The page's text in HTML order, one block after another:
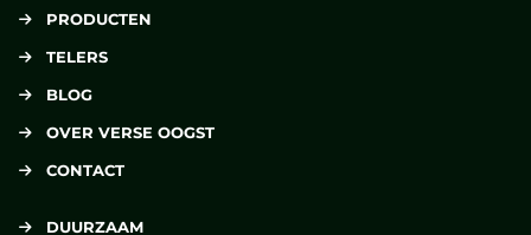
PRODUCTEN
TELERS
BLOG
OVER VERSE OOGST
CONTACT
DUURZAAM